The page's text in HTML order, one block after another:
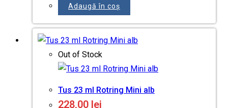
Adaugă în coș
Out of Stock
Tus 23 ml Rotring Mini alb
228,00 lei